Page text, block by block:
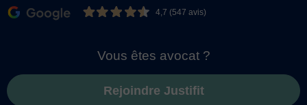
4,7 (547 avis)
Vous êtes avocat ?
Rejoindre Justifit